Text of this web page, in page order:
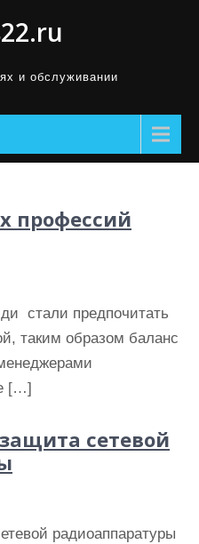
и обслуживании
профессий
стали предпочитать
таким образом баланс
[…]
сетевой
радиоаппаратуры